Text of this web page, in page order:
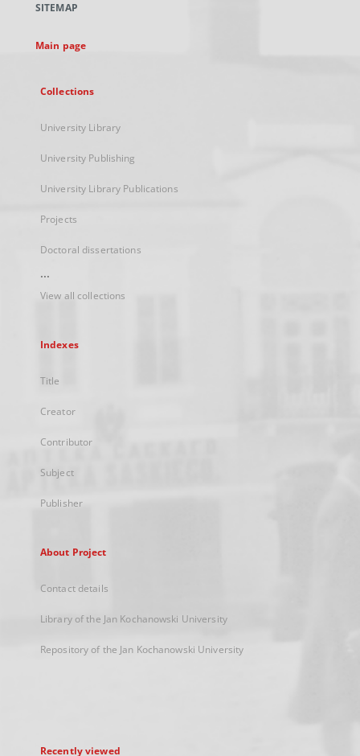
new
SITEMAP
Main page
Collections
University Library
University Publishing
University Library Publications
Projects
Doctoral dissertations
...
View all collections
Indexes
Title
Creator
Contributor
Subject
Publisher
About Project
Contact details
Library of the Jan Kochanowski University
Repository of the Jan Kochanowski University
Recently viewed